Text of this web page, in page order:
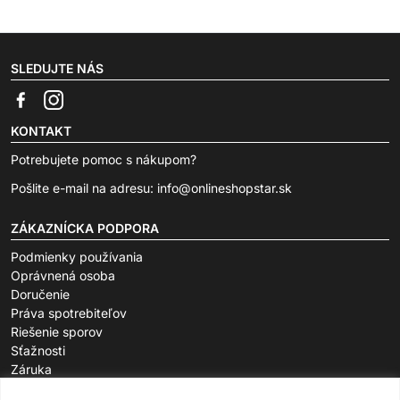
SLEDUJTE NÁS
KONTAKT
Potrebujete pomoc s nákupom?
Pošlite e-mail na adresu: info@onlineshopstar.sk
ZÁKAZNÍCKA PODPORA
Podmienky používania
Oprávnená osoba
Doručenie
Práva spotrebiteľov
Riešenie sporov
Sťažnosti
Záruka